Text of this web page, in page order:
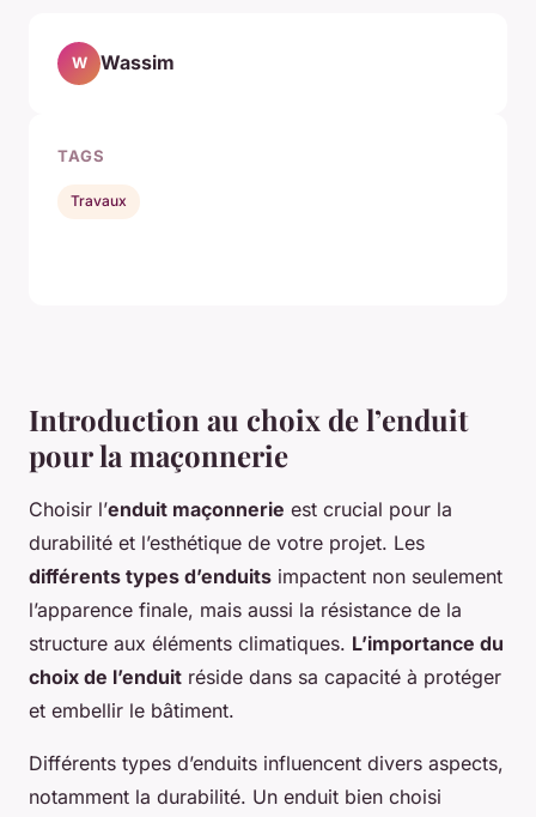
Introduction au choix de l’enduit
pour la maçonnerie
Choisir l’enduit maçonnerie est crucial pour la
durabilité et l’esthétique de votre projet. Les
différents types d’enduits impactent non seulement
l’apparence finale, mais aussi la résistance de la
structure aux éléments climatiques. L’importance du
choix de l’enduit réside dans sa capacité à protéger
et embellir le bâtiment.
Différents types d’enduits influencent divers aspects,
notamment la durabilité. Un enduit bien choisi
W Wassim
TAGS
Travaux